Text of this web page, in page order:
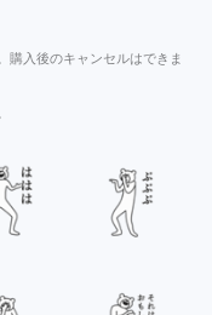
購入後のキャンセルはできま